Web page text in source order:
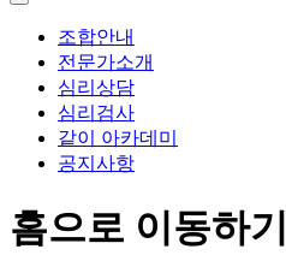
조합안내
전문가소개
심리상담
심리검사
같이 아카데미
공지사항
홈으로 이동하기